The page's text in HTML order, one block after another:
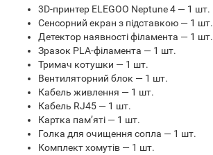
3D-принтер ELEGOO Neptune 4 — 1 шт.
Сенсорний екран з підставкою — 1 шт.
Детектор наявності філамента — 1 шт.
Зразок PLA-філамента — 1 шт.
Тримач котушки — 1 шт.
Вентиляторний блок — 1 шт.
Кабель живлення — 1 шт.
Кабель RJ45 — 1 шт.
Картка пам’яті — 1 шт.
Голка для очищення сопла — 1 шт.
Комплект хомутів — 1 шт.